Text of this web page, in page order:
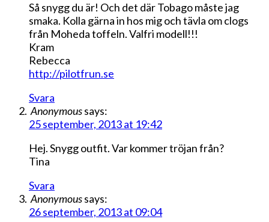
Så snygg du är! Och det där Tobago måste jag
smaka. Kolla gärna in hos mig och tävla om clogs
från Moheda toffeln. Valfri modell!!!
Kram
Rebecca
http://pilotfrun.se
Svara
Anonymoussays:
25 september, 2013 at 19:42
Hej. Snygg outfit. Var kommer tröjan från?
Tina
Svara
Anonymoussays:
26 september, 2013 at 09:04